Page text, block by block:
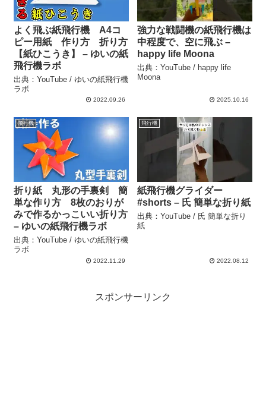
よく飛ぶ紙飛行機 A4コ
ピー用紙 作り方 折り方
【紙ひこうき】 – ゆいの紙
飛行機ラボ
出典：YouTube / ゆいの紙飛行機
ラボ
2022.09.26
強力な戦闘機の紙飛行機は
中程度で、空に飛ぶ –
happy life Moona
出典：YouTube / happy life
Moona
2025.10.16
飛行機
折り紙 丸形の手裏剣 簡
単な作り方 8枚のおりが
みで作るかっこいい折り方
– ゆいの紙飛行機ラボ
出典：YouTube / ゆいの紙飛行機
ラボ
2022.11.29
飛行機
紙飛行機グライダー
#shorts – 氏 簡単な折り紙
出典：YouTube / 氏 簡単な折り
紙
2022.08.12
スポンサーリンク